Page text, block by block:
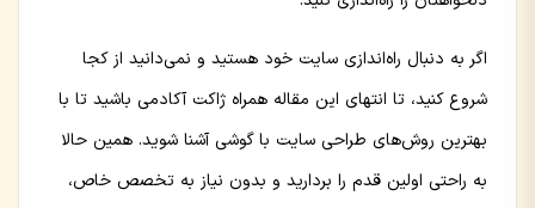
اگر به دنبال راه‌اندازی سایت خود هستید و نمی‌دانید از کجا
شروع کنید، تا انتهای این مقاله همراه ژاکت آکادمی باشید تا با
بهترین روش‌های طراحی سایت با گوشی آشنا شوید. همین حالا
به راحتی اولین قدم را بردارید و بدون نیاز به تخصص خاص،